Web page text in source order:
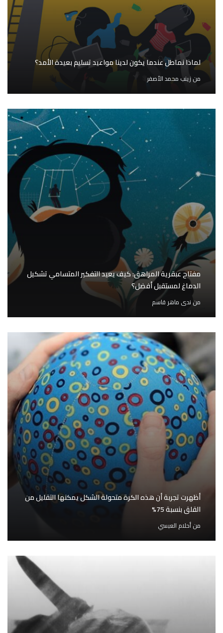
لماذا نماطل عندما يكون لدينا مواعيد تسليم بعيدة الأمد؟
منزينب محمد الأصفر
مفتاح عبقرية المراهق: كيف يعيد التفكير المتسامي تشكيل
الدماغ لمستقبل أفضل؟
منندى ماهر قاسم
أظهرت تجربة أن هذه الكرة متحولة الشكل يمكنها التقليل من
القلق بنسبة 75%
منأحلام العبسي